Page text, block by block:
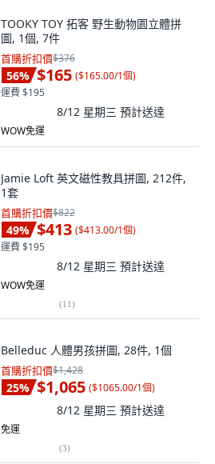
TOOKY TOY 拓客 野生動物園立體拼
圖, 1個, 7件
首購折扣價$376
56% $165 ($165.00/1個)
運費 $195
8/12 星期三 預計送達
WOW免運
Jamie Loft 英文磁性教具拼圖, 212件,
1套
首購折扣價$822
49% $413 ($413.00/1個)
運費 $195
8/12 星期三 預計送達
WOW免運
(11)
Belleduc 人體男孩拼圖, 28件, 1個
首購折扣價$1,428
25% $1,065 ($1065.00/1個)
8/12 星期三 預計送達
免運
(3)